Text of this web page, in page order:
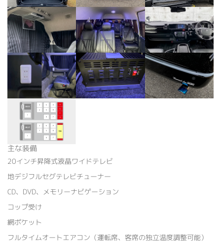
主な装備
20インチ昇降式液晶ワイドテレビ
地デジフルセグテレビチューナー
CD、DVD、メモリーナビゲーション
コップ受け
網ポケット
フルタイムオートエアコン（運転席、客席の独立温度調整可能）